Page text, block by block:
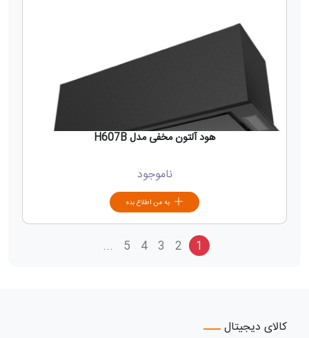
هود آلتون مخفی مدل H607B
ناموجود
به من اطلاع بده
1
2
3
4
5
...
کالای دیجیتال